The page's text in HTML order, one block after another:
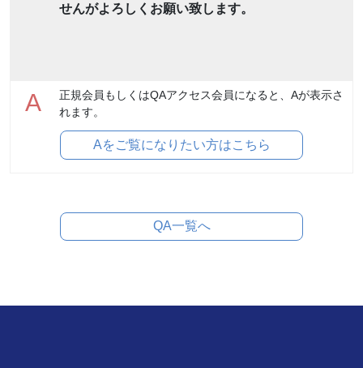
せんがよろしくお願い致します。
A
正規会員もしくはQAアクセス会員になると、Aが表示さ
れます。
Aをご覧になりたい方はこちら
QA一覧へ